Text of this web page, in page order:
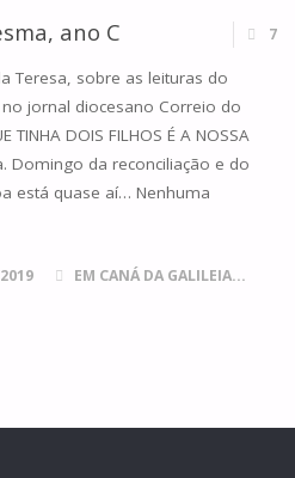
ano C 7
Teresa, sobre as leituras do
jornal diocesano Correio do
TINHA DOIS FILHOS É A NOSSA
Domingo da reconciliação e do
está quase aí… Nenhuma
EM CANÁ DA GALILEIA...